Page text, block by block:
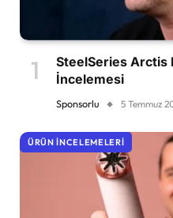
SteelSeries Arctis
İncelemesi
Sponsorlu 5 Temmuz
ÜRÜN İNCELEMELERI